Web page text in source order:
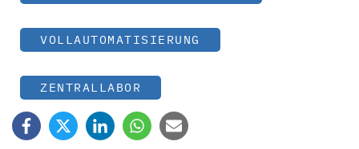
VOLLAUTOMATISIERUNG
ZENTRALLABOR